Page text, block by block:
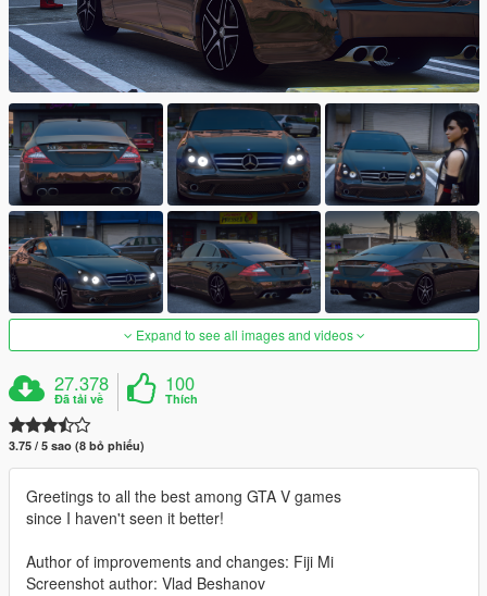
Expand to see all images and videos
27.378
Đã tải về
100
Thích
3.75 / 5 sao (8 bỏ phiếu)
Greetings to all the best among GTA V games
since I haven't seen it better!
Author of improvements and changes: Fiji Mi
Screenshot author: Vlad Beshanov